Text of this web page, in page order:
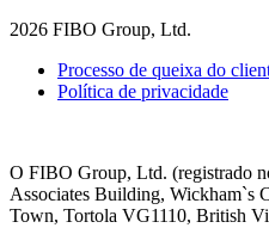
2026 FIBO Group, Ltd.
Processo de queixa do
Política de privacidade
O FIBO Group, Ltd. (registrado
Associates Building, Wickham`s
Town, Tortola VG1110, British